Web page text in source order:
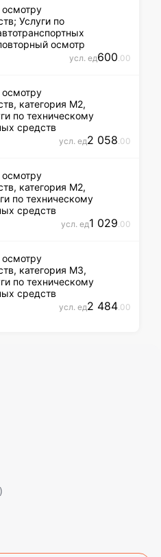
осмотру
Услуги по
осмотр
усл. ед600.00
осмотру
категория М2,
по техническому
средств
усл. ед2 058.00
осмотру
категория М2,
по техническому
средств
усл. ед1 029.00
осмотру
категория М3,
по техническому
средств
усл. ед2 484.00